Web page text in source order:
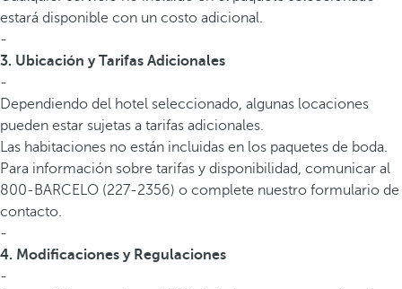
estará disponible con un costo adicional.
-
3. Ubicación y Tarifas Adicionales
-
Dependiendo del hotel seleccionado, algunas locaciones
pueden estar sujetas a tarifas adicionales.
Las habitaciones no están incluidas en los paquetes de boda.
Para información sobre tarifas y disponibilidad, comunicar al
800-BARCELO (227-2356) o complete nuestro formulario de
contacto.
-
4. Modificaciones y Regulaciones
-